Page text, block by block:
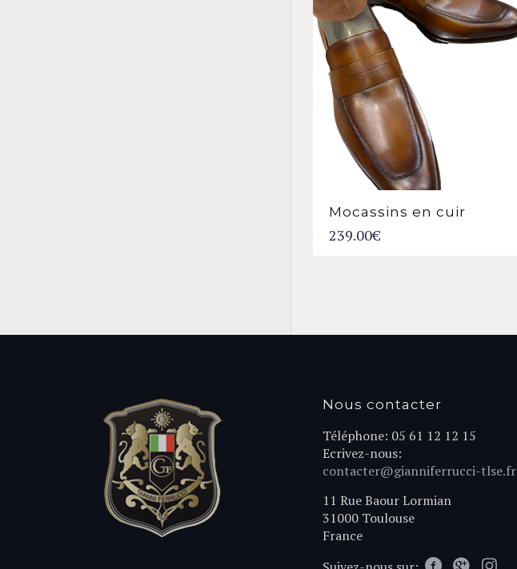
Mocassins en cuir
239.00€
Nous contacter
Téléphone: 05 61 12 12 15
Ecrivez-nous:
contacter@gianniferrucci-tlse.fr
11 Rue Baour Lormian
31000 Toulouse
France